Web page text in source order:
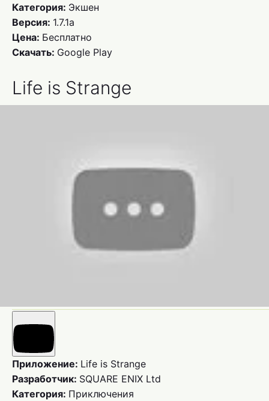
Категория: Экшен
Версия: 1.7.1a
Цена: Бесплатно
Скачать: Google Play
Life is Strange
Приложение: Life is Strange
Разработчик: SQUARE ENIX Ltd
Категория: Приключения